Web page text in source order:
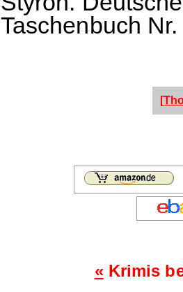
Taschenbuch
«Krimis